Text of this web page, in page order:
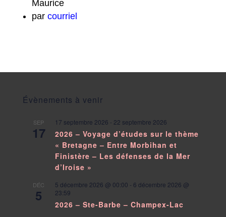
Maurice
par courriel
Évènements à venir
SEP
17
17 septembre 2026 - 22 septembre 2026
2026 – Voyage d’études sur le thème
« Bretagne – Entre Morbihan et
Finistère – Les défenses de la Mer
d’Iroise »
DÉC
5
5 décembre 2026 @ 00:00 - 6 décembre 2026 @
23:59
2026 – Ste-Barbe – Champex-Lac